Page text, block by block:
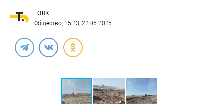
ТОЛК
Общество, 15:23, 22.05.2025